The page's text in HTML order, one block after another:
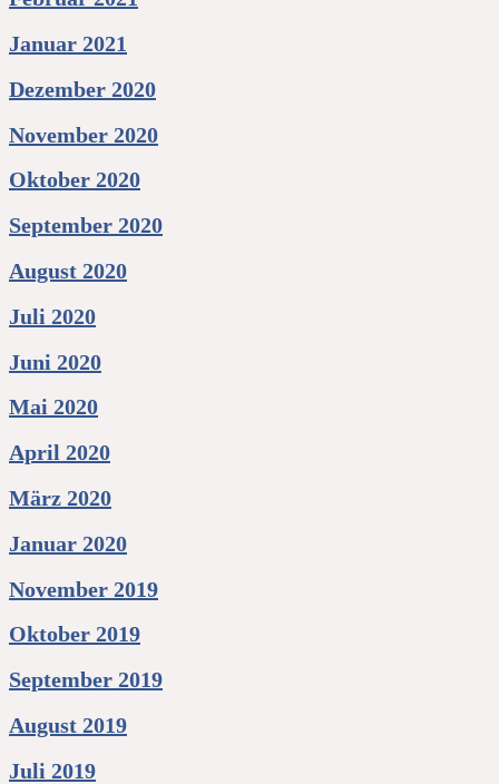
Januar 2021
Dezember 2020
November 2020
Oktober 2020
September 2020
August 2020
Juli 2020
Juni 2020
Mai 2020
April 2020
März 2020
Januar 2020
November 2019
Oktober 2019
September 2019
August 2019
Juli 2019